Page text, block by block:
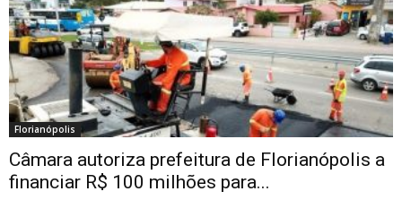
Florianópolis
Câmara autoriza prefeitura de Florianópolis a
financiar R$ 100 milhões para...